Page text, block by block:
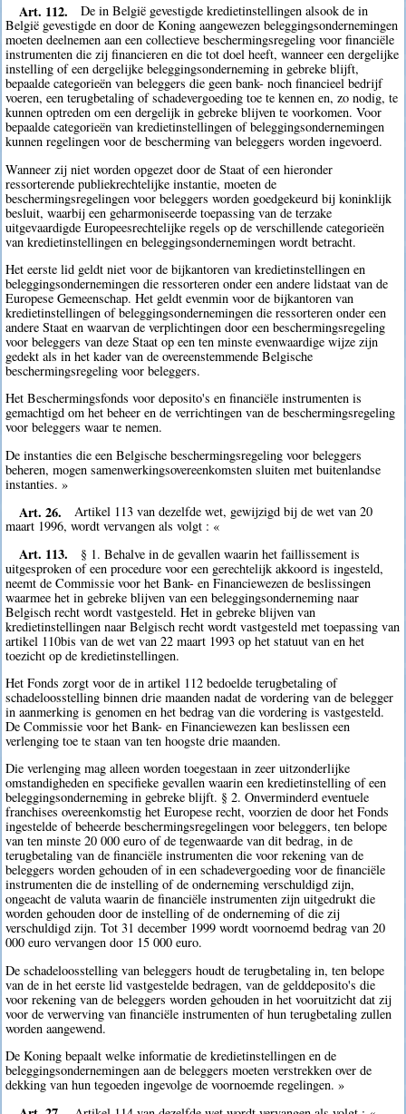
Art. 112.
De in België gevestigde kredietinstellingen alsook de in
België gevestigde en door de Koning aangewezen beleggingsondernemingen
moeten deelnemen aan een collectieve beschermingsregeling voor financiële
instrumenten die zij financieren en die tot doel heeft, wanneer een dergelijke
instelling of een dergelijke beleggingsonderneming in gebreke blijft,
bepaalde categorieën van beleggers die geen bank- noch financieel bedrijf
voeren, een terugbetaling of schadevergoeding toe te kennen en, zo nodig, te
kunnen optreden om een dergelijk in gebreke blijven te voorkomen. Voor
bepaalde categorieën van kredietinstellingen of beleggingsondernemingen
kunnen regelingen voor de bescherming van beleggers worden ingevoerd.
Wanneer zij niet worden opgezet door de Staat of een hieronder
ressorterende publiekrechtelijke instantie, moeten de
beschermingsregelingen voor beleggers worden goedgekeurd bij koninklijk
besluit, waarbij een geharmoniseerde toepassing van de terzake
uitgevaardigde Europeesrechtelijke regels op de verschillende categorieën
van kredietinstellingen en beleggingsondernemingen wordt betracht.
Het eerste lid geldt niet voor de bijkantoren van kredietinstellingen en
beleggingsondernemingen die ressorteren onder een andere lidstaat van de
Europese Gemeenschap. Het geldt evenmin voor de bijkantoren van
kredietinstellingen of beleggingsondernemingen die ressorteren onder een
andere Staat en waarvan de verplichtingen door een beschermingsregeling
voor beleggers van deze Staat op een ten minste evenwaardige wijze zijn
gedekt als in het kader van de overeenstemmende Belgische
beschermingsregeling voor beleggers.
Het Beschermingsfonds voor deposito's en financiële instrumenten is
gemachtigd om het beheer en de verrichtingen van de beschermingsregeling
voor beleggers waar te nemen.
De instanties die een Belgische beschermingsregeling voor beleggers
beheren, mogen samenwerkingsovereenkomsten sluiten met buitenlandse
instanties. »
Art. 26.
Artikel 113 van dezelfde wet, gewijzigd bij de wet van 20
maart 1996, wordt vervangen als volgt : «
Art. 113.
§ 1. Behalve in de gevallen waarin het faillissement is
uitgesproken of een procedure voor een gerechtelijk akkoord is ingesteld,
neemt de Commissie voor het Bank- en Financiewezen de beslissingen
waarmee het in gebreke blijven van een beleggingsonderneming naar
Belgisch recht wordt vastgesteld. Het in gebreke blijven van
kredietinstellingen naar Belgisch recht wordt vastgesteld met toepassing van
artikel 110bis van de wet van 22 maart 1993 op het statuut van en het
toezicht op de kredietinstellingen.
Het Fonds zorgt voor de in artikel 112 bedoelde terugbetaling of
schadeloosstelling binnen drie maanden nadat de vordering van de belegger
in aanmerking is genomen en het bedrag van die vordering is vastgesteld.
De Commissie voor het Bank- en Financiewezen kan beslissen een
verlenging toe te staan van ten hoogste drie maanden.
Die verlenging mag alleen worden toegestaan in zeer uitzonderlijke
omstandigheden en specifieke gevallen waarin een kredietinstelling of een
beleggingsonderneming in gebreke blijft. § 2. Onverminderd eventuele
franchises overeenkomstig het Europese recht, voorzien de door het Fonds
ingestelde of beheerde beschermingsregelingen voor beleggers, ten belope
van ten minste 20 000 euro of de tegenwaarde van dit bedrag, in de
terugbetaling van de financiële instrumenten die voor rekening van de
beleggers worden gehouden of in een schadevergoeding voor de financiële
instrumenten die de instelling of de onderneming verschuldigd zijn,
ongeacht de valuta waarin de financiële instrumenten zijn uitgedrukt die
worden gehouden door de instelling of de onderneming of die zij
verschuldigd zijn. Tot 31 december 1999 wordt voornoemd bedrag van 20
000 euro vervangen door 15 000 euro.
De schadeloosstelling van beleggers houdt de terugbetaling in, ten belope
van de in het eerste lid vastgestelde bedragen, van de gelddeposito's die
voor rekening van de beleggers worden gehouden in het vooruitzicht dat zij
voor de verwerving van financiële instrumenten of hun terugbetaling zullen
worden aangewend.
De Koning bepaalt welke informatie de kredietinstellingen en de
beleggingsondernemingen aan de beleggers moeten verstrekken over de
dekking van hun tegoeden ingevolge de voornoemde regelingen. »